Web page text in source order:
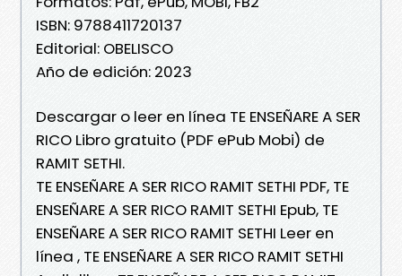
ISBN: 9788411720137
Editorial: OBELISCO
Año de edición: 2023
Descargar o leer en línea TE ENSEÑARE A SER
RICO Libro gratuito (PDF ePub Mobi) de
RAMIT SETHI.
TE ENSEÑARE A SER RICO RAMIT SETHI PDF, TE
ENSEÑARE A SER RICO RAMIT SETHI Epub, TE
ENSEÑARE A SER RICO RAMIT SETHI Leer en
línea , TE ENSEÑARE A SER RICO RAMIT SETHI